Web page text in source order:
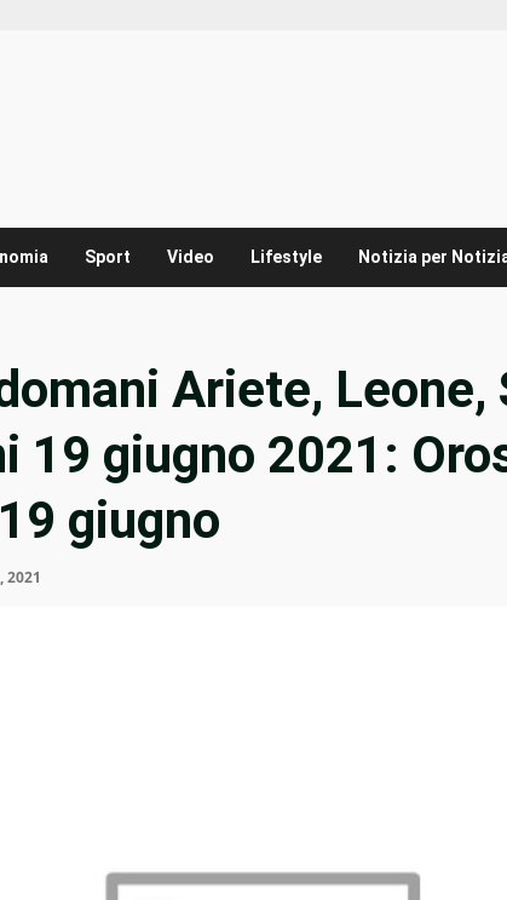
Sport Video Lifestyle Notizia per
Ariete, Leone,
19 giugno 2021:
giugno
2021